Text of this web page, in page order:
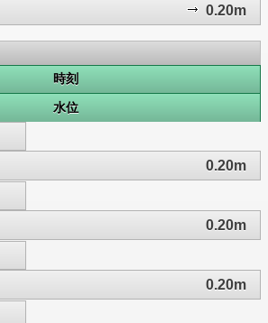
0.20m
時刻
水位
0.20m
0.20m
0.20m